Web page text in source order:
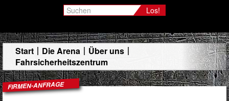
Los!
Start Die Arena
Über uns
Fahrsicherheitszentrum
FIRMEN-ANFRAGE